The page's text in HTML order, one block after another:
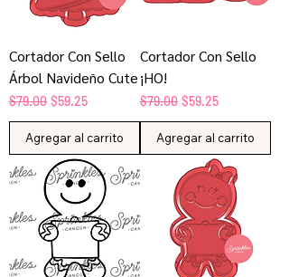
Cortador Con Sello
Árbol Navideño Cute
Precio
$79.00 Precio de oferta
$59.25
Agregar al carrito
Cortador Con Sello
¡HO!
Precio
$79.00 Precio de oferta
$59.25
Agregar al carrito